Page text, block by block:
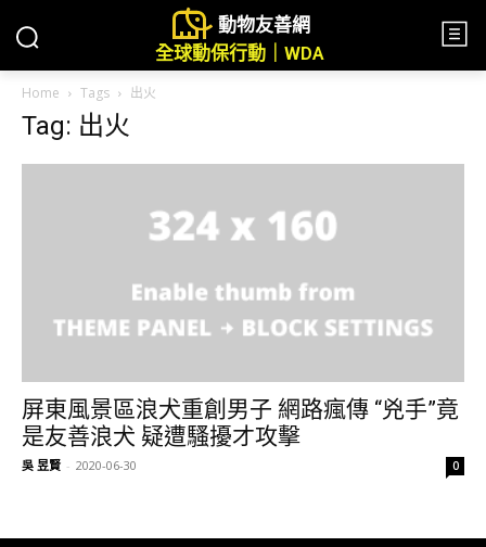
動物友善網
全球動保行動｜WDA
Home Tags 出火
Tag: 出火
屏東風景區浪犬重創男子 網路瘋傳 “兇手”竟
是友善浪犬 疑遭騷擾才攻擊
吳 昱賢 - 2020-06-30 0